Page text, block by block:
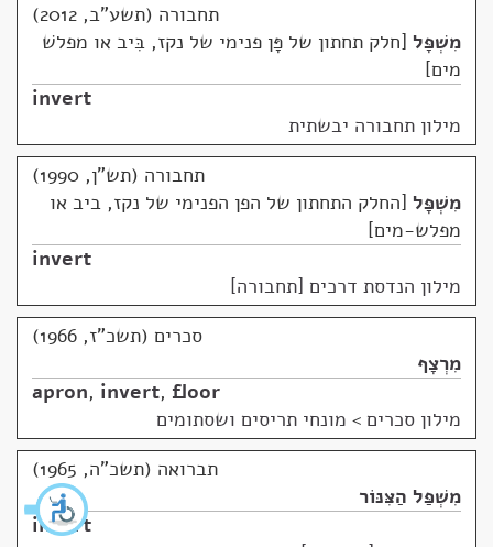
תחבורה (תשע"ב, 2012)
מִשְׁפָּל חלק תחתון של פָּן פנימי של נקז, בִּיב או מפלשׁ
מים
invert
מילון תחבורה יבשתית
תחבורה (תש"ן, 1990)
מִשְׁפָּל החלק התחתון של הפן הפנימי של נקז, ביב או
מפלש-מים
invert
מילון הנדסת דרכים [תחבורה]
סכרים (תשכ"ז, 1966)
מִרְצָף
apron, invert, floor
מילון סכרים > מונחי תריסים ושסתומים
תברואה (תשכ"ה, 1965)
מִשְׁפַּל הַצִּנּוֹר
invert